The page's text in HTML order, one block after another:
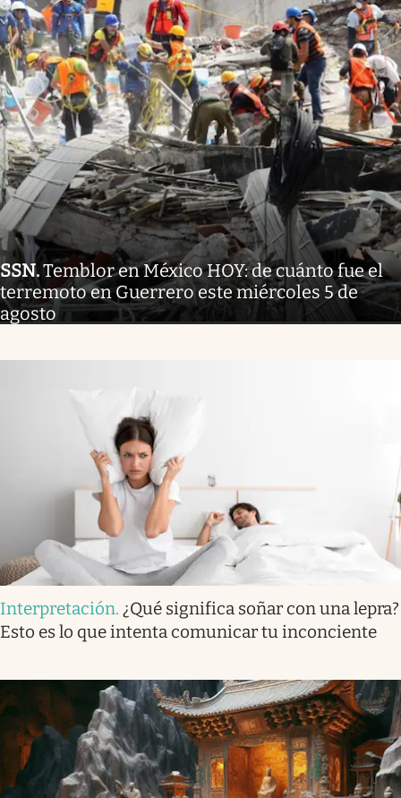
SSN.Temblor en México HOY: de cuánto fue el
terremoto en Guerrero este miércoles 5 de
agosto
Interpretación. ¿Qué significa soñar con una lepra?
Esto es lo que intenta comunicar tu inconciente